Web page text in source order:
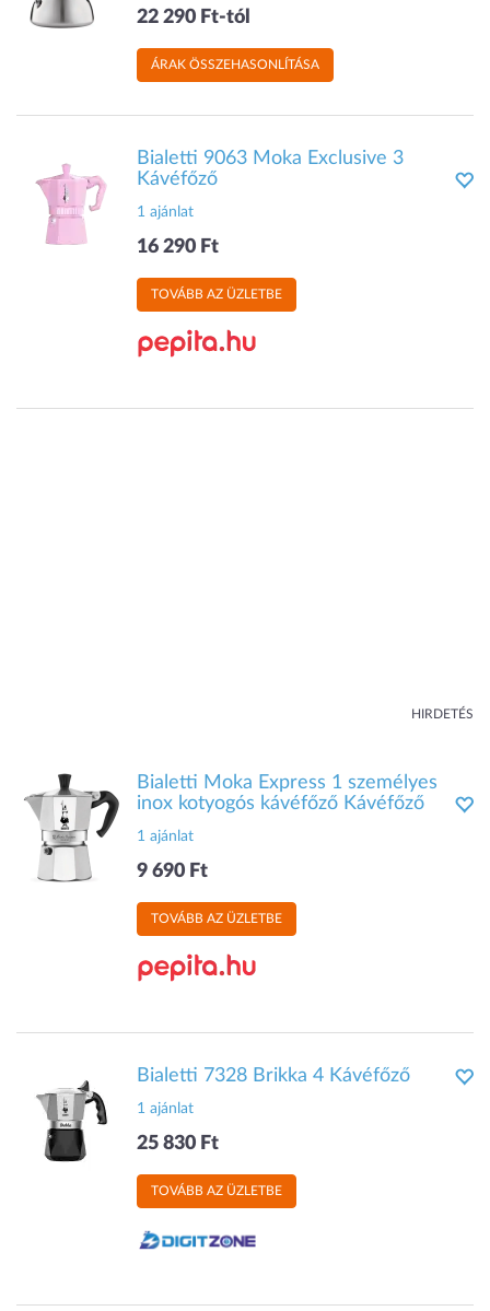
22 290 Ft-tól
ÁRAK ÖSSZEHASONLÍTÁSA
Bialetti 9063 Moka Exclusive 3
Kávéfőző
1 ajánlat
16 290 Ft
TOVÁBB AZ ÜZLETBE
HIRDETÉS
Bialetti Moka Express 1 személyes
inox kotyogós kávéfőző Kávéfőző
1 ajánlat
9 690 Ft
TOVÁBB AZ ÜZLETBE
Bialetti 7328 Brikka 4 Kávéfőző
1 ajánlat
25 830 Ft
TOVÁBB AZ ÜZLETBE